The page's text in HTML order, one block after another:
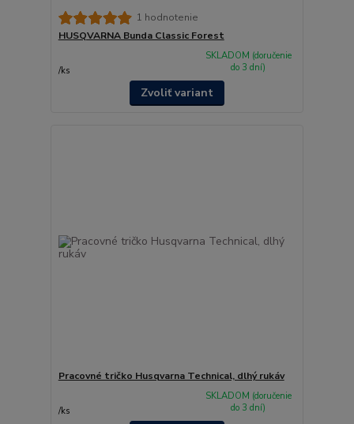
1 hodnotenie
HUSQVARNA Bunda Classic Forest
/ks
SKLADOM (doručenie
do 3 dní)
Zvoliť variant
Pracovné tričko Husqvarna Technical, dlhý rukáv
/ks
SKLADOM (doručenie
do 3 dní)